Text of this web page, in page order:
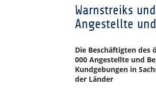
Warnstreiks
Angestellte
Die Beschäftigten des
000 Angestellte und
Kundgebungen in
der Länder